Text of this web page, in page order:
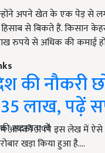
की सदस्यता लें
अपने खेत के एक पेड़ से
से बिकते हैं. किसान
रुपये से अधिक की कमाई
की नौकरी
लाख, पढ़ें
आपको अपने इस लेख में ऐसे
खड़ा किया हुआ है.…